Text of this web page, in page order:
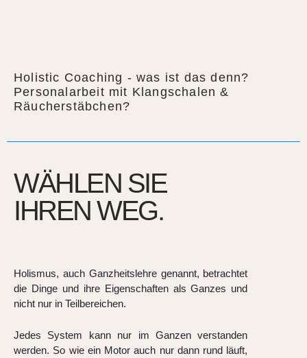
Holistic Coaching - was ist das denn?
Personalarbeit mit Klangschalen &
Räucherstäbchen?
WÄHLEN SIE
IHREN WEG.
Holismus, auch Ganzheitslehre genannt, betrachtet
die Dinge und ihre Eigenschaften als Ganzes und
nicht nur in Teilbereichen.
Jedes System kann nur im Ganzen verstanden
werden. So wie ein Motor auch nur dann rund läuft,